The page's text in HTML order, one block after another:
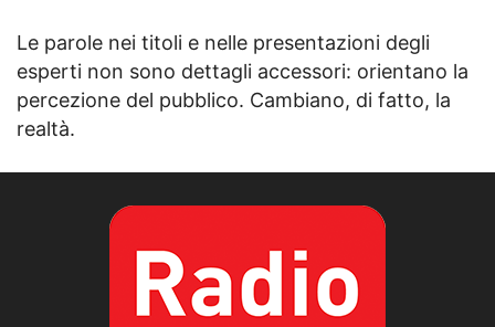
Le parole nei titoli e nelle presentazioni degli
esperti non sono dettagli accessori: orientano la
percezione del pubblico. Cambiano, di fatto, la
realtà.